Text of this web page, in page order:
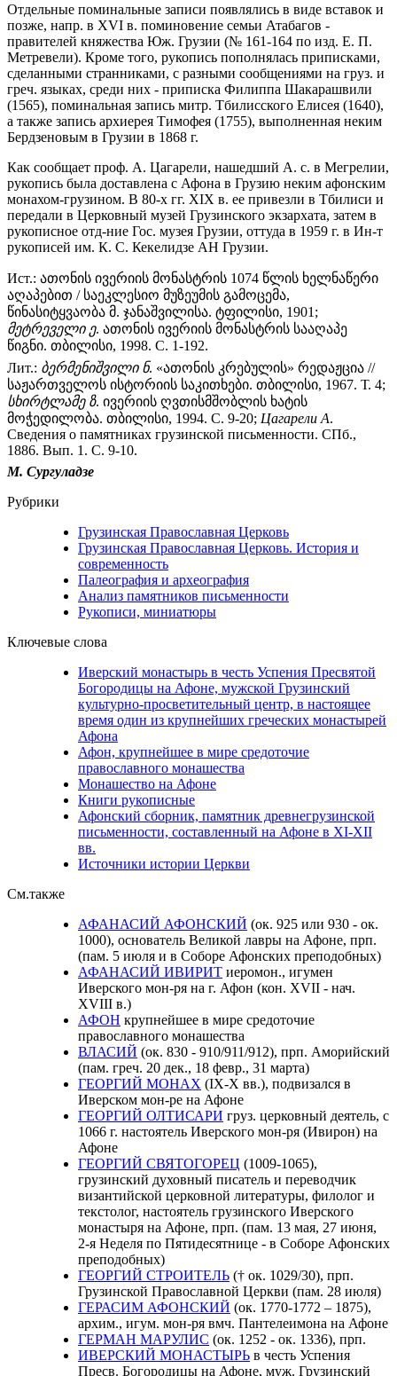
Отдельные поминальные записи появлялись в виде вставок и
позже, напр. в XVI в. поминовение семьи Атабагов -
правителей княжества Юж. Грузии (№ 161-164 по изд. Е. П.
Метревели). Кроме того, рукопись пополнялась приписками,
сделанными странниками, с разными сообщениями на груз. и
греч. языках, среди них - приписка Филиппа Шакарашвили
(1565), поминальная запись митр. Тбилисского Елисея (1640),
а также запись архиерея Тимофея (1755), выполненная неким
Бердзеновым в Грузии в 1868 г.
Как сообщает проф. А. Цагарели, нашедший А. с. в Мегрелии,
рукопись была доставлена с Афона в Грузию неким афонским
монахом-грузином. В 80-х гг. XIX в. ее привезли в Тбилиси и
передали в Церковный музей Грузинского экзархата, затем в
рукописное отд-ние Гос. музея Грузии, оттуда в 1959 г. в Ин-т
рукописей им. К. С. Кекелидзе АН Грузии.
Ист.: ათონის ივერიის მონასტრის 1074 წლის ხელნაწერი
აღაპებით / საეკლესიო მუზეუმის გამოცემა,
წინასიტყვაობა მ. ჯანაშვილისა. ტფილისი, 1901;
მეტრეველი ე. ათონის ივერიის მონასტრის სააღაპე
წიგნი. თბილისი, 1998. С. 1-192.
Лит.: ბერმენიშვილი ნ. «ათონის კრებულის» რედაჟცია //
საჟართველოს ისტორიის საკითხები. თბილისი, 1967. Т. 4;
სხირტლამე ზ. ივერიის ღვთისმშობლის ხატის
მოჭედილობა. თბილისი, 1994. С. 9-20; Цагарели А.
Сведения о памятниках грузинской письменности. СПб.,
1886. Вып. 1. С. 9-10.
М. Сургуладзе
Рубрики
Грузинская Православная Церковь
Грузинская Православная Церковь. История и
современность
Палеография и археография
Анализ памятников письменности
Рукописи, миниатюры
Ключевые слова
Иверский монастырь в честь Успения Пресвятой
Богородицы на Афоне, мужской Грузинский
культурно-просветительный центр, в настоящее
время один из крупнейших греческих монастырей
Афона
Афон, крупнейшее в мире средоточие
православного монашества
Монашество на Афоне
Книги рукописные
Афонский сборник, памятник древнегрузинской
письменности, составленный на Афоне в XI-XII
вв.
Источники истории Церкви
См.также
АФАНАСИЙ АФОНСКИЙ (ок. 925 или 930 - ок.
1000), основатель Великой лавры на Афоне, прп.
(пам. 5 июля и в Соборе Афонских преподобных)
АФАНАСИЙ ИВИРИТ иеромон., игумен
Иверского мон-ря на г. Афон (кон. XVII - нач.
XVIII в.)
АФОН крупнейшее в мире средоточие
православного монашества
ВЛАСИЙ (ок. 830 - 910/911/912), прп. Аморийский
(пам. греч. 20 дек., 18 февр., 31 марта)
ГЕОРГИЙ МОНАХ (IX-X вв.), подвизался в
Иверском мон-ре на Афоне
ГЕОРГИЙ ОЛТИСАРИ груз. церковный деятель, с
1066 г. настоятель Иверского мон-ря (Ивирон) на
Афоне
ГЕОРГИЙ СВЯТОГОРЕЦ (1009-1065),
грузинский духовный писатель и переводчик
византийской церковной литературы, филолог и
текстолог, настоятель грузинского Иверского
монастыря на Афоне, прп. (пам. 13 мая, 27 июня,
2-я Неделя по Пятидесятнице - в Соборе Афонских
преподобных)
ГЕОРГИЙ СТРОИТЕЛЬ († ок. 1029/30), прп.
Грузинской Православной Церкви (пам. 28 июля)
ГЕРАСИМ АФОНСКИЙ (ок. 1770-1772 – 1875),
архим., игум. мон-ря вмч. Пантелеимона на Афоне
ГЕРМАН МАРУЛИС (ок. 1252 - ок. 1336), прп.
ИВЕРСКИЙ МОНАСТЫРЬ в честь Успения
Пресв. Богородицы на Афоне, муж. Грузинский